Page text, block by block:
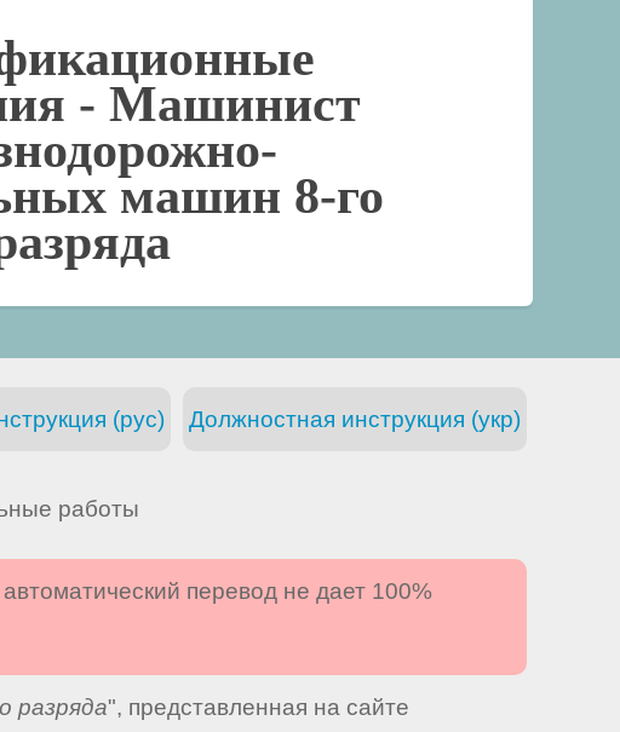
- Машинист
машин 8-го
Должностная инструкция (укр)
(рус)
работы
перевод не дает 100%
разряда", представленная на сайте